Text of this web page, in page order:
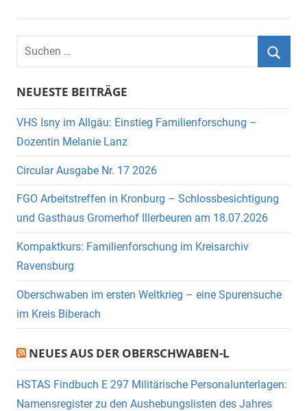
Suchen
NEUESTE BEITRÄGE
VHS Isny im Allgäu: Einstieg Familienforschung –
Dozentin Melanie Lanz
Circular Ausgabe Nr. 17 2026
FGO Arbeitstreffen in Kronburg – Schlossbesichtigung
und Gasthaus Gromerhof Illerbeuren am 18.07.2026
Kompaktkurs: Familienforschung im Kreisarchiv
Ravensburg
Oberschwaben im ersten Weltkrieg – eine Spurensuche
im Kreis Biberach
NEUES AUS DER OBERSCHWABEN-L
HSTAS Findbuch E 297 Militärische Personalunterlagen:
Namensregister zu den Aushebungslisten des Jahres